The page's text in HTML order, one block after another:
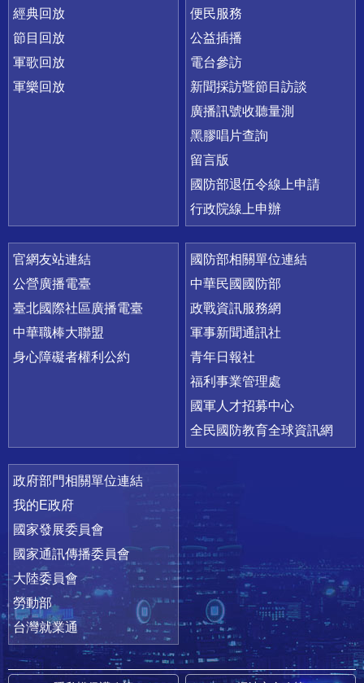
經典回放
節目回放
軍歌回放
軍樂回放
便民服務
公益插播
電台參訪
新聞採訪暨節目訪談
廣播訊號收聽量測
黑膠唱片查詢
留言版
國防部退伍令線上申請
行政院線上申辦
官網友站連結
公營廣播電臺
臺北國際社區廣播電臺
中華職棒大聯盟
身心障礙者權利公約
國防部相關單位連結
中華民國國防部
政戰資訊服務網
軍事新聞通訊社
青年日報社
福利事業管理處
國軍人才招募中心
全民國防教育全球資訊網
政府部門相關單位連結
我的E政府
國家發展委員會
國家通訊傳播委員會
大陸委員會
勞動部
台灣就業通